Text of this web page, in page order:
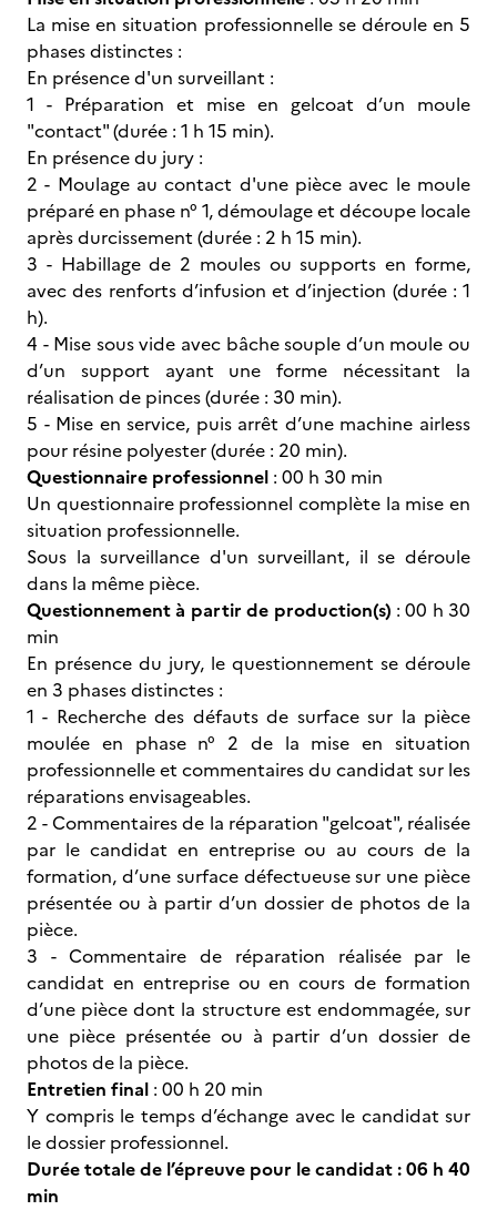
La mise en situation professionnelle se déroule en 5
phases distinctes :
En présence d'un surveillant :
1 - Préparation et mise en gelcoat d’un moule
"contact" (durée : 1 h 15 min).
En présence du jury :
2 - Moulage au contact d'une pièce avec le moule
préparé en phase n° 1, démoulage et découpe locale
après durcissement (durée : 2 h 15 min).
3 - Habillage de 2 moules ou supports en forme,
avec des renforts d’infusion et d’injection (durée : 1
h).
4 - Mise sous vide avec bâche souple d’un moule ou
d’un support ayant une forme nécessitant la
réalisation de pinces (durée : 30 min).
5 - Mise en service, puis arrêt d’une machine airless
pour résine polyester (durée : 20 min).
Questionnaire professionnel : 00 h 30 min
Un questionnaire professionnel complète la mise en
situation professionnelle.
Sous la surveillance d'un surveillant, il se déroule
dans la même pièce.
Questionnement à partir de production(s) : 00 h 30
min
En présence du jury, le questionnement se déroule
en 3 phases distinctes :
1 - Recherche des défauts de surface sur la pièce
moulée en phase n° 2 de la mise en situation
professionnelle et commentaires du candidat sur les
réparations envisageables.
2 - Commentaires de la réparation "gelcoat", réalisée
par le candidat en entreprise ou au cours de la
formation, d’une surface défectueuse sur une pièce
présentée ou à partir d’un dossier de photos de la
pièce.
3 - Commentaire de réparation réalisée par le
candidat en entreprise ou en cours de formation
d’une pièce dont la structure est endommagée, sur
une pièce présentée ou à partir d’un dossier de
photos de la pièce.
Entretien final : 00 h 20 min
Y compris le temps d’échange avec le candidat sur
le dossier professionnel.
Durée totale de l’épreuve pour le candidat : 06 h 40
min